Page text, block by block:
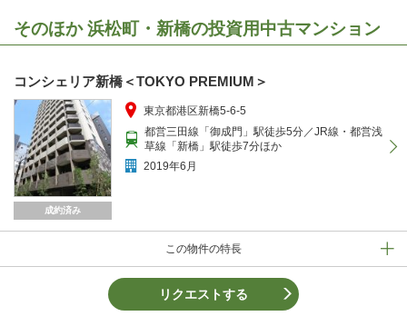
そのほか 浜松町・新橋の投資用中古マンション
コンシェリア新橋＜TOKYO PREMIUM＞
成約済み
この物件の特長
東京都港区新橋5-6-5
都営三田線「御成門」駅徒歩5分／JR線・都営浅
草線「新橋」駅徒歩7分ほか
2019年6月
リクエストする